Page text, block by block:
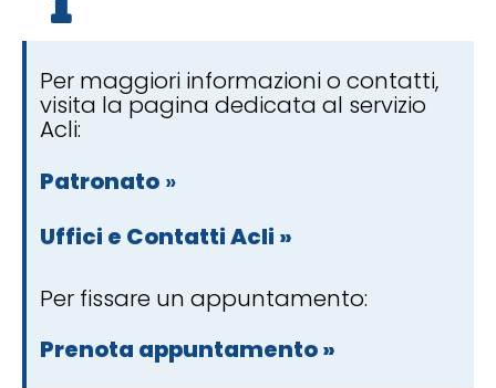
Per maggiori informazioni o contatti,
visita la pagina dedicata al servizio
Acli:
Patronato »
Uffici e Contatti Acli »
Per fissare un appuntamento:
Prenota appuntamento »